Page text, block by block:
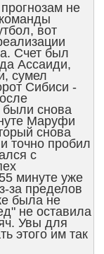
не
вот
Счет был
Ассаиди,
сумел
Сибиси -
были снова
Маруфи
снова
точно пробил
с
минуте уже
за пределов
была не
не оставила
Увы для
этого им так